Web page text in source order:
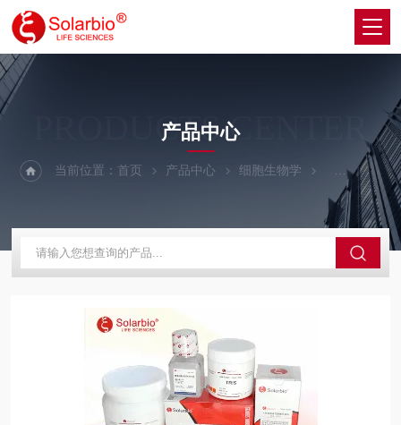
PRODUCTS CENTER
产品中心
当前位置：首页 产品中心 细胞生物学 细胞生长因子